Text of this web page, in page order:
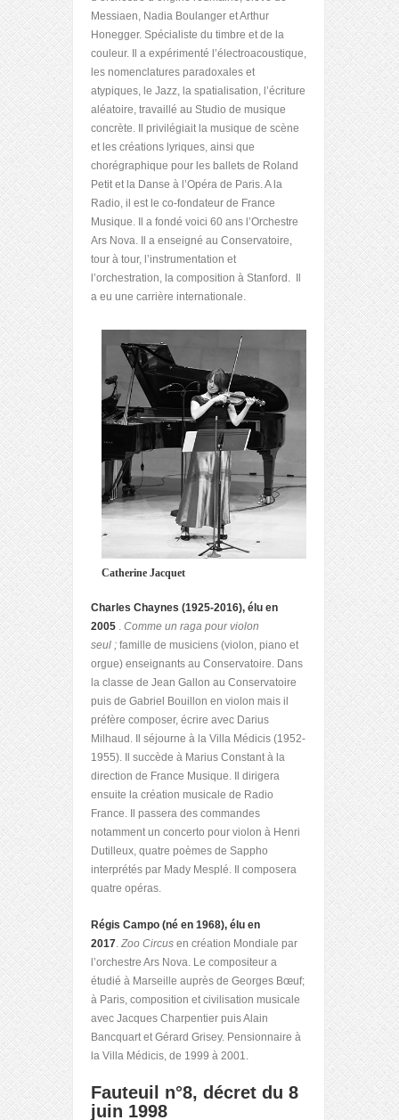
Messiaen, Nadia Boulanger et Arthur
Honegger. Spécialiste du timbre et de la
couleur. Il a expérimenté l’électroacoustique,
les nomenclatures paradoxales et
atypiques, le Jazz, la spatialisation, l’écriture
aléatoire, travaillé au Studio de musique
concrète. Il privilégiait la musique de scène
et les créations lyriques, ainsi que
chorégraphique pour les ballets de Roland
Petit et la Danse à l’Opéra de Paris. A la
Radio, il est le co-fondateur de France
Musique. Il a fondé voici 60 ans l’Orchestre
Ars Nova. Il a enseigné au Conservatoire,
tour à tour, l’instrumentation et
l’orchestration, la composition à Stanford. Il
a eu une carrière internationale.
Catherine Jacquet
Charles Chaynes (1925-2016), élu en
2005 . Comme un raga pour violon
seul ; famille de musiciens (violon, piano et
orgue) enseignants au Conservatoire. Dans
la classe de Jean Gallon au Conservatoire
puis de Gabriel Bouillon en violon mais il
préfère composer, écrire avec Darius
Milhaud. Il séjourne à la Villa Médicis (1952-
1955). Il succède à Marius Constant à la
direction de France Musique. Il dirigera
ensuite la création musicale de Radio
France. Il passera des commandes
notamment un concerto pour violon à Henri
Dutilleux, quatre poèmes de Sappho
interprétés par Mady Mesplé. Il composera
quatre opéras.
Régis Campo (né en 1968), élu en
2017. Zoo Circus en création Mondiale par
l’orchestre Ars Nova. Le compositeur a
étudié à Marseille auprès de Georges Bœuf;
à Paris, composition et civilisation musicale
avec Jacques Charpentier puis Alain
Bancquart et Gérard Grisey. Pensionnaire à
la Villa Médicis, de 1999 à 2001.
Fauteuil n°8, décret du 8
juin 1998